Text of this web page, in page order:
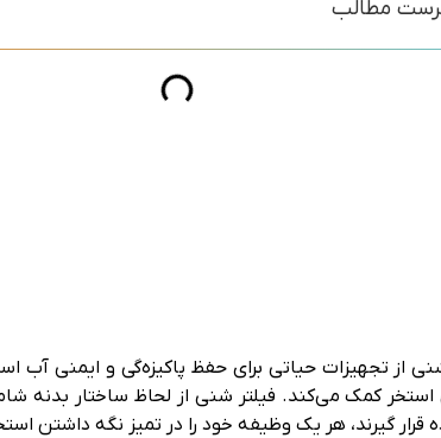
مطالب
از تجهیزات حیاتی برای حفظ پاکیزه‌گی و ایمنی
کمک می‌کند. فیلتر شنی از لحاظ ساختار بدنه
قرار گیرند، هر یک وظیفه خود را در تمیز نگه داشتن